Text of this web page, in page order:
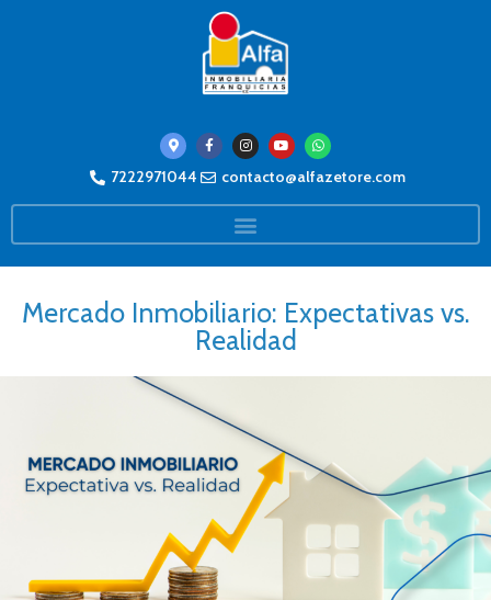
7222971044 contacto@alfazetore.com
Mercado Inmobiliario: Expectativas vs.
Realidad